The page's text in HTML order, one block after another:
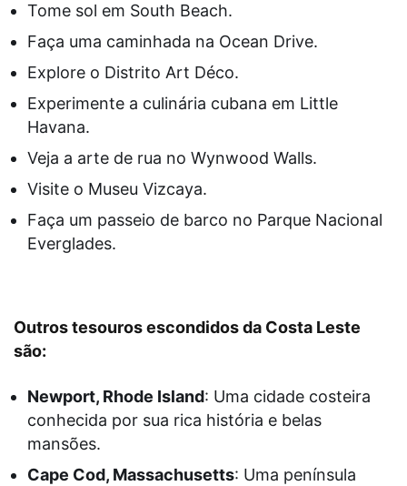
Tome sol em South Beach.
Faça uma caminhada na Ocean Drive.
Explore o Distrito Art Déco.
Experimente a culinária cubana em Little
Havana.
Veja a arte de rua no Wynwood Walls.
Visite o Museu Vizcaya.
Faça um passeio de barco no Parque Nacional
Everglades.
Outros tesouros escondidos da Costa Leste
são:
Newport, Rhode Island: Uma cidade costeira
conhecida por sua rica história e belas
mansões.
Cape Cod, Massachusetts: Uma península